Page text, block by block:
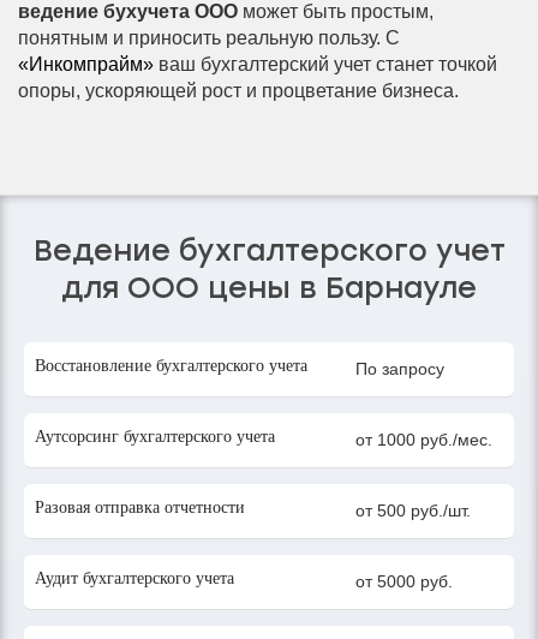
ведение бухучета ООО может быть простым,
понятным и приносить реальную пользу. С
«Инкомпрайм» ваш бухгалтерский учет станет точкой
опоры, ускоряющей рост и процветание бизнеса.
Ведение бухгалтерского учет
для ООО цены в Барнауле
Восстановление бухгалтерского учета По запросу
Аутсорсинг бухгалтерского учета от 1000 руб./мес.
Разовая отправка отчетности от 500 руб./шт.
Аудит бухгалтерского учета от 5000 руб.